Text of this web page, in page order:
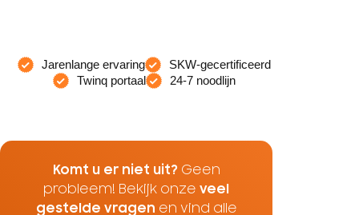
Jarenlange ervaring
SKW-gecertificeerd
Twinq portaal
24-7 noodlijn
Komt u er niet uit? Geen
probleem! Bekijk onze veel
gestelde vragen en vind alle